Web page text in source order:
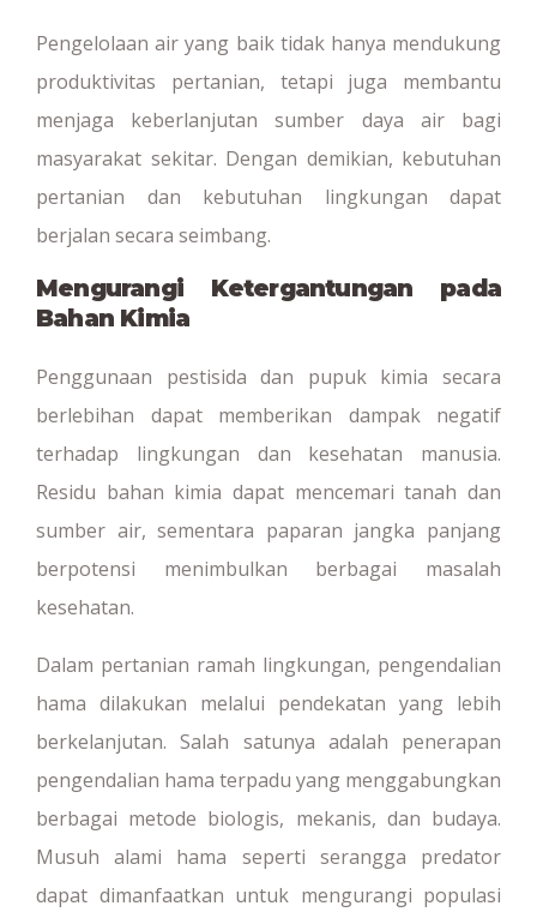
Pengelolaan air yang baik tidak hanya mendukung
produktivitas pertanian, tetapi juga membantu
menjaga keberlanjutan sumber daya air bagi
masyarakat sekitar. Dengan demikian, kebutuhan
pertanian dan kebutuhan lingkungan dapat
berjalan secara seimbang.
Mengurangi Ketergantungan pada
Bahan Kimia
Penggunaan pestisida dan pupuk kimia secara
berlebihan dapat memberikan dampak negatif
terhadap lingkungan dan kesehatan manusia.
Residu bahan kimia dapat mencemari tanah dan
sumber air, sementara paparan jangka panjang
berpotensi menimbulkan berbagai masalah
kesehatan.
Dalam pertanian ramah lingkungan, pengendalian
hama dilakukan melalui pendekatan yang lebih
berkelanjutan. Salah satunya adalah penerapan
pengendalian hama terpadu yang menggabungkan
berbagai metode biologis, mekanis, dan budaya.
Musuh alami hama seperti serangga predator
dapat dimanfaatkan untuk mengurangi populasi